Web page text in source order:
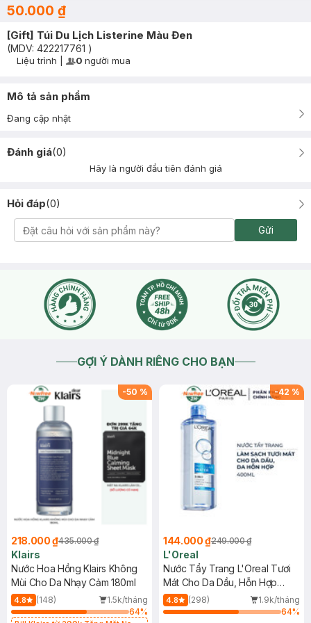
50.000 ₫
[Gift] Túi Du Lịch Listerine Màu Đen
(MDV: 422217761 )
Timer Gray Icon
Liệu trình User Product Icon
0 người mua
Mô tả sản phẩm
Đang cập nhật
Đánh giá(0)
Hãy là người đầu tiên đánh giá
Hỏi đáp(0)
Gửi
GỢI Ý DÀNH RIÊNG CHO BẠN
-50 %
218.000 ₫435.000 ₫
Klairs
Nước Hoa Hồng Klairs Không
Mùi Cho Da Nhạy Cảm 180ml
4.8 (148)
1.5k/tháng
64%
-42 %
144.000 ₫249.000 ₫
L'Oreal
Nước Tẩy Trang L'Oreal Tươi
Mát Cho Da Dầu, Hỗn Hợp
400ml
4.8 (298)
1.9k/tháng
64%